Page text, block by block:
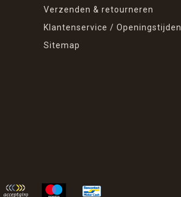
Verzenden & retourneren
Klantenservice / Openingstijden
Sitemap